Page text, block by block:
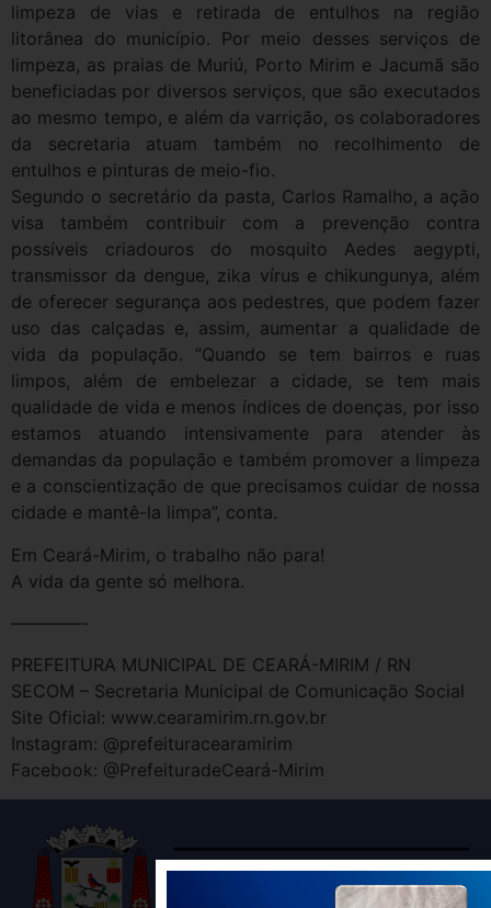
limpeza de vias e retirada de entulhos na região
litorânea do município. Por meio desses serviços de
limpeza, as praias de Muriú, Porto Mirim e Jacumã são
beneficiadas por diversos serviços, que são executados
ao mesmo tempo, e além da varrição, os colaboradores
da secretaria atuam também no recolhimento de
entulhos e pinturas de meio-fio.
Segundo o secretário da pasta, Carlos Ramalho, a ação
visa também contribuir com a prevenção contra
possíveis criadouros do mosquito Aedes aegypti,
transmissor da dengue, zika vírus e chikungunya, além
de oferecer segurança aos pedestres, que podem fazer
uso das calçadas e, assim, aumentar a qualidade de
vida da população. “Quando se tem bairros e ruas
limpos, além de embelezar a cidade, se tem mais
qualidade de vida e menos índices de doenças, por isso
estamos atuando intensivamente para atender às
demandas da população e também promover a limpeza
e a conscientização de que precisamos cuidar de nossa
cidade e mantê-la limpa”, conta.
Em Ceará-Mirim, o trabalho não para!
A vida da gente só melhora.
————-
PREFEITURA MUNICIPAL DE CEARÁ-MIRIM / RN
SECOM – Secretaria Municipal de Comunicação Social
Site Oficial: www.cearamirim.rn.gov.br
Instagram: @prefeituracearamirim
Facebook: @PrefeituradeCeará-Mirim